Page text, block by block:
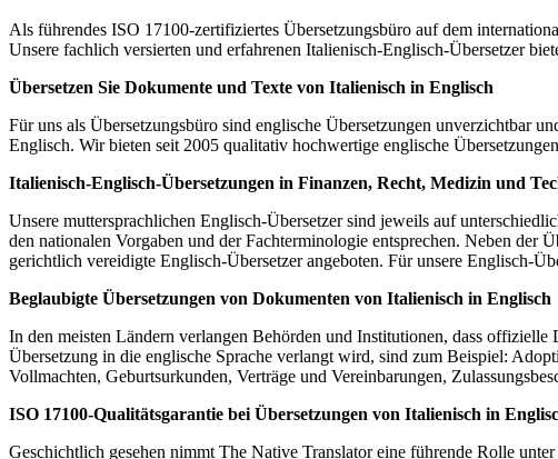
Als führendes ISO 17100-zertifiziertes Übersetzungsbüro auf dem
Unsere fachlich versierten und erfahrenen Italienisch-Englisch-Übersetzer
Übersetzen Sie Dokumente und Texte von Italienisch in Englisch
Für uns als Übersetzungsbüro sind englische Übersetzungen unverzichtbar
Englisch. Wir bieten seit 2005 qualitativ hochwertige englische
Italienisch-Englisch-Übersetzungen in Finanzen, Recht, Medizin und
Unsere muttersprachlichen Englisch-Übersetzer sind jeweils auf
den nationalen Vorgaben und der Fachterminologie entsprechen. Neben der
gerichtlich vereidigte Englisch-Übersetzer angeboten. Für unsere Englisch-
Beglaubigte Übersetzungen von Dokumenten von Italienisch in Englisch
In den meisten Ländern verlangen Behörden und Institutionen, dass
Übersetzung in die englische Sprache verlangt wird, sind zum Beispiel:
Vollmachten, Geburtsurkunden, Verträge und Vereinbarungen,
ISO 17100-Qualitätsgarantie bei Übersetzungen von Italienisch in
Geschichtlich gesehen nimmt The Native Translator eine führende Rolle